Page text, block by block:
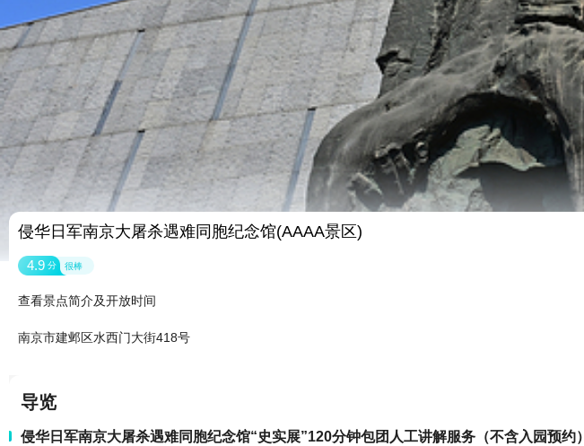
侵华日军南京大屠杀遇难同胞纪念馆(AAAA景区)
4.9 分 很棒
查看景点简介及开放时间
南京市建邺区水西门大街418号
导览
侵华日军南京大屠杀遇难同胞纪念馆“史实展”120分钟包团人工讲解服务（不含入园预约）